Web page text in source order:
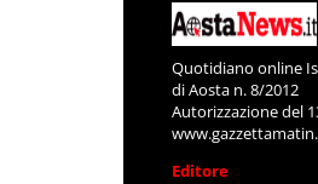
Quotidiano online
di Aosta n. 8/2012
Autorizzazione del
Editore